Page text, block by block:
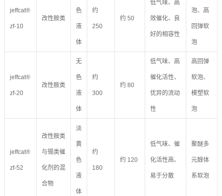
jeffcat®
zf-10
改性胺类
色
液
体
约
250
约 50
低气味、高
效催化、良
好的相容性
泡、高
回弹软
泡
jeffcat®
zf-20
改性胺类
无
色
液
体
约
300
约 80
低气味、高
催化活性、
优异的流动
性
高回弹
软泡、
模塑软
泡
jeffcat®
zf-52
改性胺类
与锡类催
化剂的混
合物
淡
黄
色
液
体
约
180
约 120
低气味、催
化活性高、
易于分散
聚醚多
元醇体
系软泡